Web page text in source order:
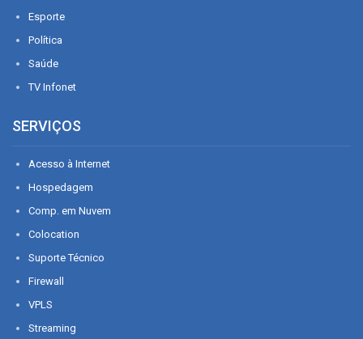
Esporte
Política
Saúde
TV Infonet
SERVIÇOS
Acesso à Internet
Hospedagem
Comp. em Nuvem
Colocation
Suporte Técnico
Firewall
VPLS
Streaming